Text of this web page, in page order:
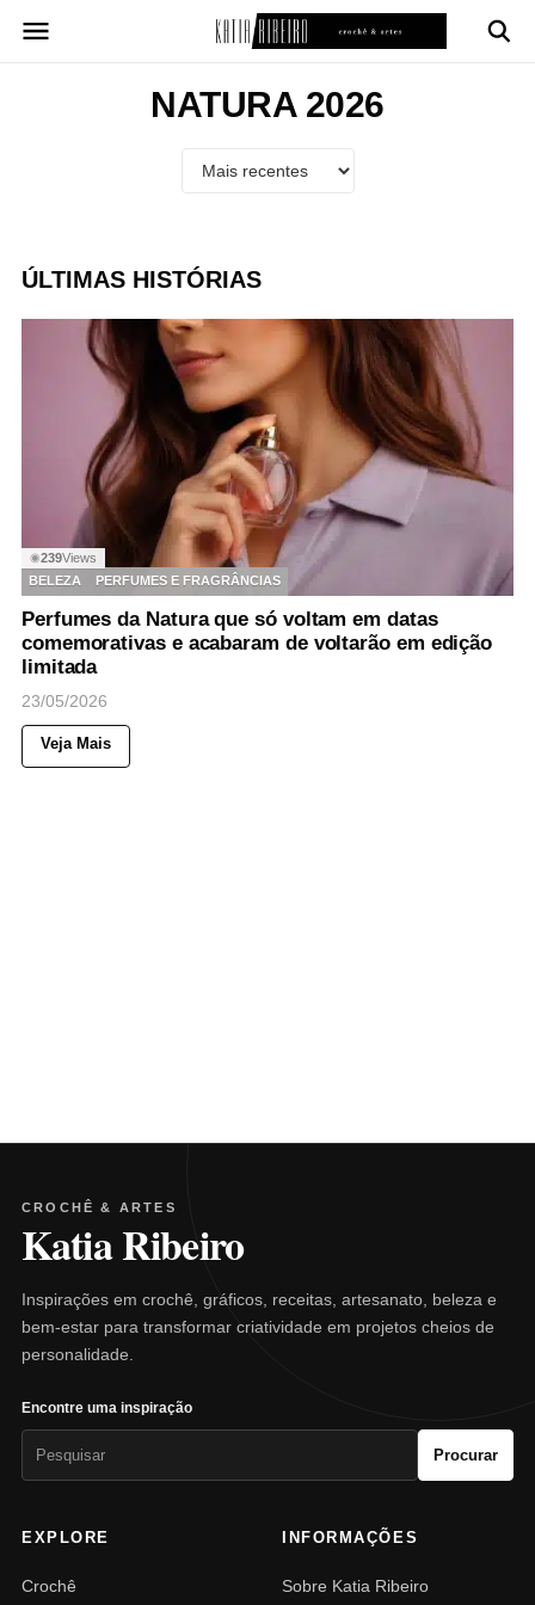
para
NATURA 2026
ÚLTIMAS HISTÓRIAS
◉239Views
BELEZA
PERFUMES E FRAGRÂNCIAS
Perfumes da Natura que só voltam em datas
comemorativas e acabaram de voltarão em edição
limitada
23/05/2026
Veja Mais
CROCHÊ & ARTES
Katia Ribeiro
Inspirações em crochê, gráficos, receitas, artesanato, beleza e
bem-estar para transformar criatividade em projetos cheios de
personalidade.
Encontre uma inspiração
Procurar
EXPLORE
Crochê
INFORMAÇÕES
Sobre Katia Ribeiro